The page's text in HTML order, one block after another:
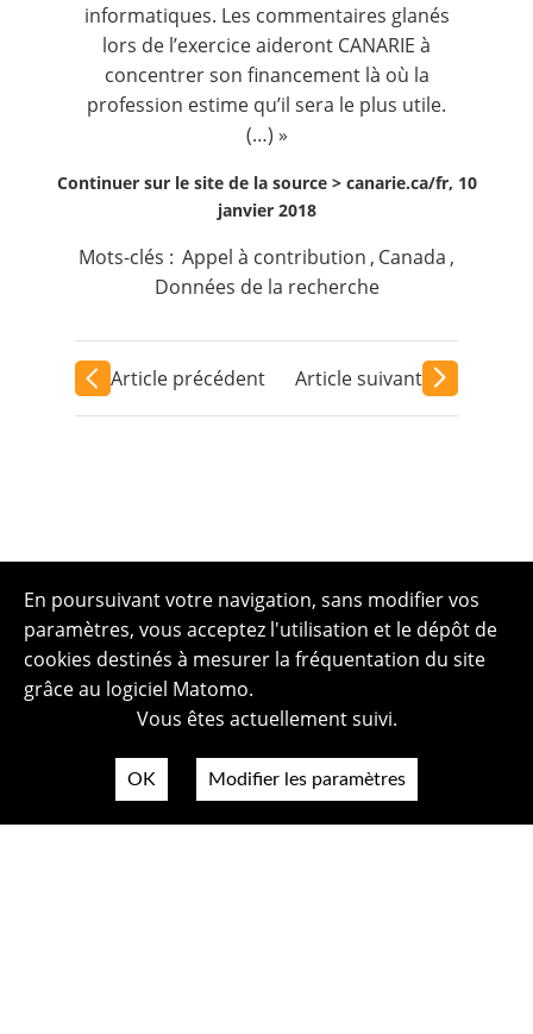
informatiques. Les commentaires glanés
lors de l’exercice aideront CANARIE à
concentrer son financement là où la
profession estime qu’il sera le plus utile.
(…) »
Continuer sur le site de la source > canarie.ca/fr, 10
janvier 2018
Mots-clés : Appel à contribution , Canada ,
Données de la recherche
Article précédent Article suivant
En poursuivant votre navigation, sans modifier vos
paramètres, vous acceptez l'utilisation et le dépôt de
cookies destinés à mesurer la fréquentation du site
grâce au logiciel Matomo.
Vous êtes actuellement suivi.
OK Modifier les paramètres